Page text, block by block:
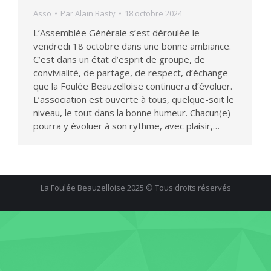
Asso ParAlain Basty 18 octobre 2024
L’Assemblée Générale s’est déroulée le
vendredi 18 octobre dans une bonne ambiance.
C’est dans un état d’esprit de groupe, de
convivialité, de partage, de respect, d’échange
que la Foulée Beauzelloise continuera d’évoluer.
L’association est ouverte à tous, quelque-soit le
niveau, le tout dans la bonne humeur. Chacun(e)
pourra y évoluer à son rythme, avec plaisir,…
La Foulée Beauzelloise 2025 © Tous droits réservés